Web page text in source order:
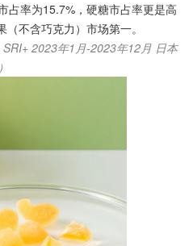
占率为15.7%，硬糖市占率更是高
不含巧克力）市场第一。
2023年1月-2023年12月 日本